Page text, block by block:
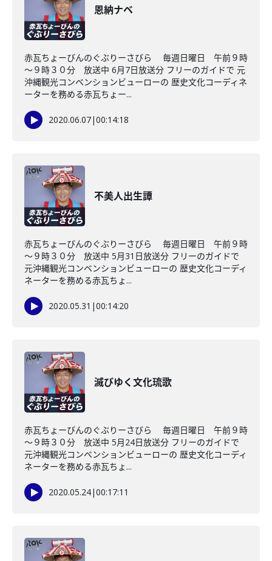
恩納ナベ
赤瓦ちょーびんのぐぶりーさびら 毎週日曜日 午前９時
～９時３０分 放送中 6月7日放送分 フリーのガイドで 元
沖縄観光コンベンションビューローの 歴史文化コーディネ
ーターを務める赤瓦ちょー...
2020.06.07|00:14:18
不美人出生譚
赤瓦ちょーびんのぐぶりーさびら 毎週日曜日 午前９時
～９時３０分 放送中 5月31日放送分 フリーのガイドで
元沖縄観光コンベンションビューローの 歴史文化コーディ
ネーターを務める赤瓦ちょ...
2020.05.31 |00:14:20
滅びゆく文化琉歌
赤瓦ちょーびんのぐぶりーさびら 毎週日曜日 午前９時
～９時３０分 放送中 5月24日放送分 フリーのガイドで
元沖縄観光コンベンションビューローの 歴史文化コーディ
ネーターを務める赤瓦ちょ...
2020.05.24|00:17:11